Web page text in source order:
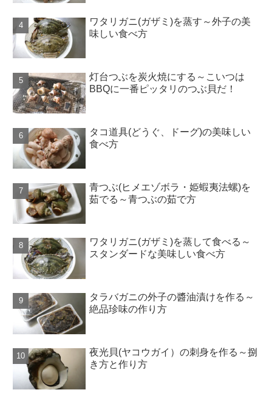
ワタリガニ(ガザミ)を蒸す～外子の美
味しい食べ方
灯台つぶを炭火焼にする～こいつは
BBQに一番ピッタリのつぶ貝だ！
タコ道具(どうぐ、ドーグ)の美味しい
食べ方
青つぶ(ヒメエゾボラ・姫蝦夷法螺)を
茹でる～青つぶの茹で方
ワタリガニ(ガザミ)を蒸して食べる～
スタンダードな美味しい食べ方
タラバガニの外子の醬油漬けを作る～
絶品珍味の作り方
夜光貝(ヤコウガイ）の刺身を作る～捌
き方と作り方